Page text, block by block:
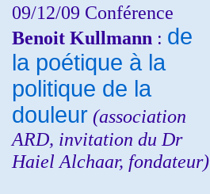
09/12/09 Conférence
Benoit Kullmann : de
la poétique à la
politique de la
douleur (association
ARD, invitation du Dr
Haiel Alchaar, fondateur)